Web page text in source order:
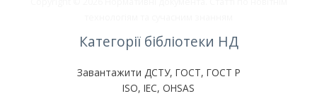
Категорії бібліотеки НД
Завантажити ДСТУ, ГОСТ, ГОСТ Р
ISO, IEC, OHSAS